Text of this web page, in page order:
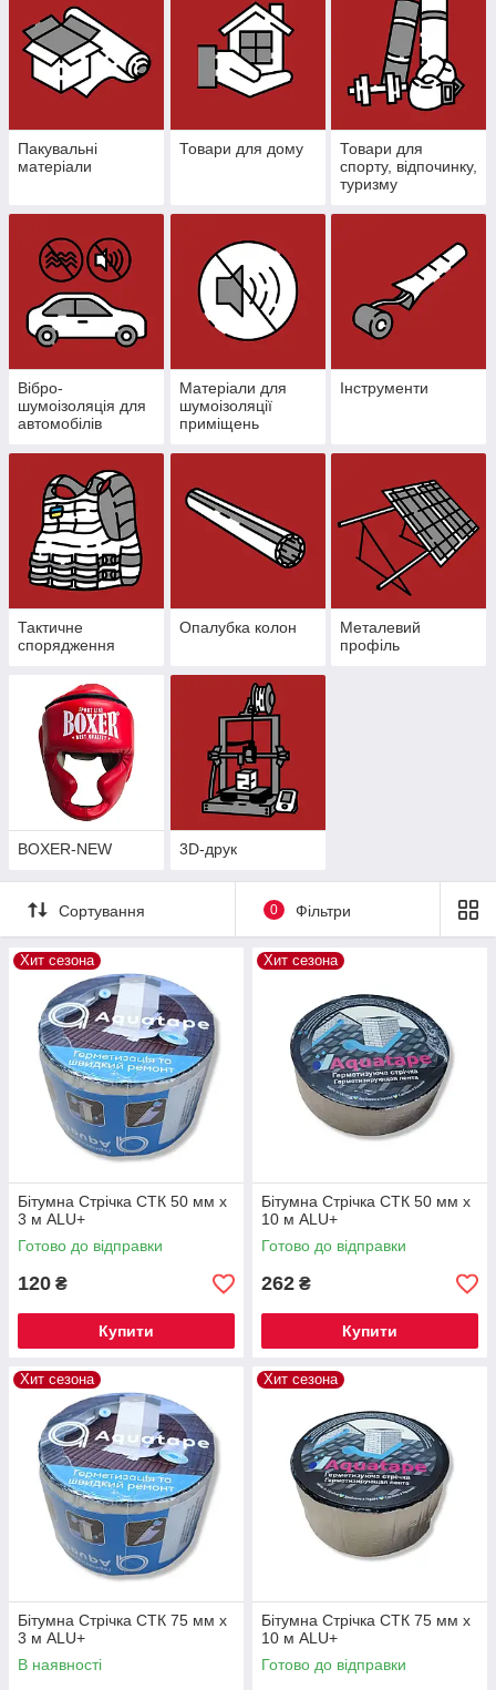
Пакувальні
матеріали
Товари для дому
Товари для
спорту, відпочинку,
туризму
Вібро-
шумоізоляція для
автомобілів
Матеріали для
шумоізоляції
приміщень
Інструменти
Тактичне
спорядження
Опалубка колон
Металевий
профіль
BOXER-NEW 3D-друк
Сортування 0 Фільтри
Хит сезона
Бітумна Стрічка СТК 50 мм х
3 м ALU+
Готово до відправки
120 ₴
Купити
Хит сезона
Бітумна Стрічка СТК 50 мм х
10 м ALU+
Готово до відправки
262 ₴
Купити
Хит сезона
Бітумна Стрічка СТК 75 мм х
3 м ALU+
В наявності
Хит сезона
Бітумна Стрічка СТК 75 мм х
10 м ALU+
Готово до відправки